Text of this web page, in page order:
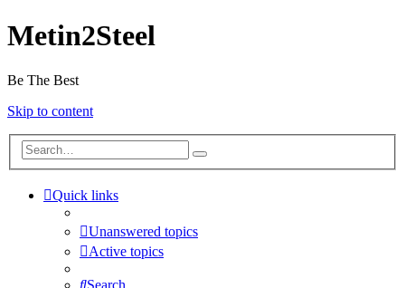
Metin2Steel
Be The Best
Skip to content
Quick links
Unanswered topics
Active topics